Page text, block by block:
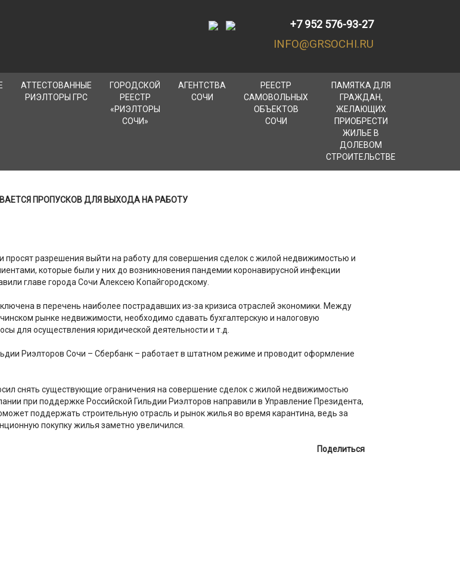
+7 952 576-93-27
INFO@GRSOCHI.RU
АТТЕСТОВАННЫЕ
РИЭЛТОРЫ ГРС
ГОРОДСКОЙ
РЕЕСТР
«РИЭЛТОРЫ
СОЧИ»
АГЕНТСТВА
СОЧИ
РЕЕСТР
САМОВОЛЬНЫХ
ОБЪЕКТОВ
СОЧИ
ПАМЯТКА ДЛЯ
ГРАЖДАН,
ЖЕЛАЮЩИХ
ПРИОБРЕСТИ
ЖИЛЬЕ В
ДОЛЕВОМ
СТРОИТЕЛЬСТВЕ
ПРОПУСКОВ ДЛЯ ВЫХОДА НА РАБОТУ
просят разрешения выйти на работу для совершения сделок с жилой недвижимостью и
которые были у них до возникновения пандемии коронавирусной инфекции
главе города Сочи Алексею Копайгородскому.
в перечень наиболее пострадавших из-за кризиса отраслей экономики. Между
рынке недвижимости, необходимо сдавать бухгалтерскую и налоговую
для осуществления юридической деятельности и т.д.
Риэлторов Сочи – Сбербанк – работает в штатном режиме и проводит оформление
снять существующие ограничения на совершение сделок с жилой недвижимостью
при поддержке Российской Гильдии Риэлторов направили в Управление Президента,
поддержать строительную отрасль и рынок жилья во время карантина, ведь за
покупку жилья заметно увеличился.
Поделиться